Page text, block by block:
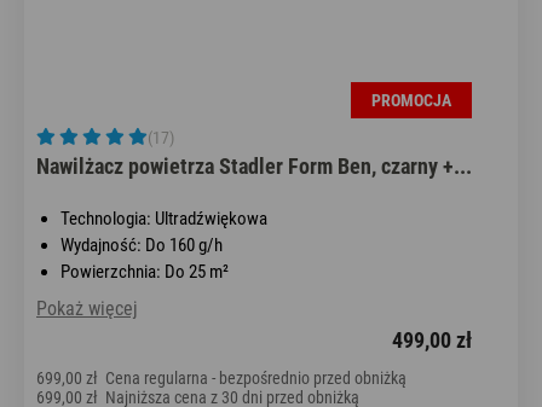
PROMOCJA
(17)
Nawilżacz powietrza Stadler Form Ben, czarny +...
Technologia: Ultradźwiękowa
Wydajność: Do 160 g/h
Powierzchnia: Do 25 m²
Pokaż więcej
499,00 zł
699,00 zł Cena regularna - bezpośrednio przed obniżką
699,00 zł Najniższa cena z 30 dni przed obniżką